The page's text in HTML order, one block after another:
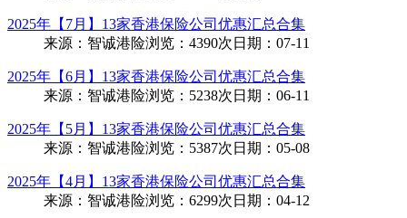
2025年【7月】13家香港保险公司优惠汇总合集
来源： 智诚港险浏览： 4390次 日期： 07-11
2025年【6月】13家香港保险公司优惠汇总合集
来源： 智诚港险浏览： 5238次 日期： 06-11
2025年【5月】13家香港保险公司优惠汇总合集
来源： 智诚港险浏览： 5387次 日期： 05-08
2025年【4月】13家香港保险公司优惠汇总合集
来源： 智诚港险浏览： 6299次 日期： 04-12